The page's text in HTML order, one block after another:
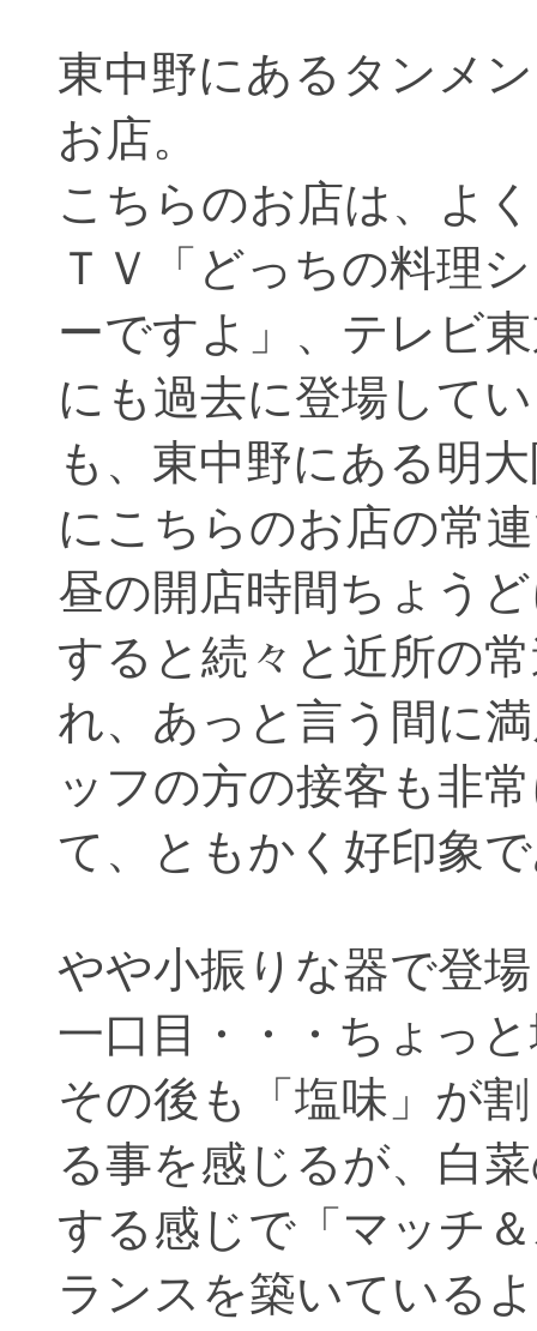
東中野にあるタンメ
お店。
こちらのお店は、よ
ＴＶ「どっちの料理
ーですよ」、テレビ
にも過去に登場して
も、東中野にある明
にこちらのお店の常
昼の開店時間ちょう
すると続々と近所の
れ、あっと言う間に
ッフの方の接客も非
て、ともかく好印象
やや小振りな器で登
一口目・・・ちょっ
その後も「塩味」が
る事を感じるが、白
する感じで「マッチ
ランスを築いている